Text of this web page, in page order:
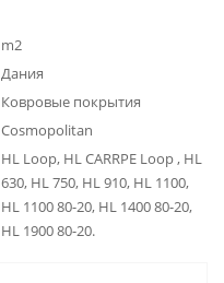
m2
Дания
Ковровые покрытия
Cosmopolitan
HL Loop, HL CARRРE Loop , HL
630, HL 750, HL 910, HL 1100,
HL 1100 80-20, HL 1400 80-20,
HL 1900 80-20.